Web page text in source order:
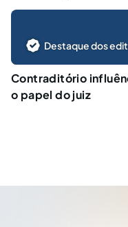
Destaque dos
Contraditório
o papel do juiz